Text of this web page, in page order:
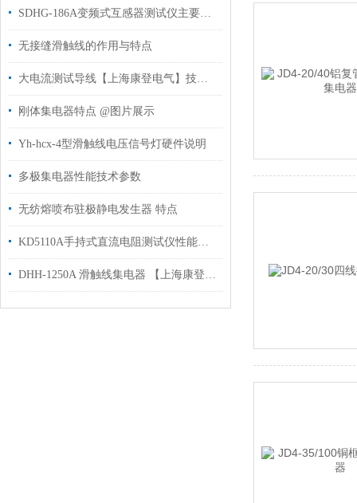
SDHG-186A变频式互感器测试仪主要特征
无接缝滑触线的作用与特点
大电流测试导线【上海康登电气】技术特性
刚体集电器特点 @图片展示
Yh-hcx-4型滑触线电压信号灯硬件说明
多极集电器性能技术参数
无纺熔喷布驻极静电发生器 特点
KD5110A手持式直流电阻测试仪性能特点
DHH-1250A 滑触线集电器 【上海康登电气科技有限公司】